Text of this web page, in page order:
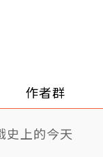
作者群
史上的今天